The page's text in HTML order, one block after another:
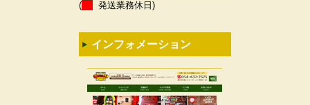
(
発送業務休日)
インフォメーション